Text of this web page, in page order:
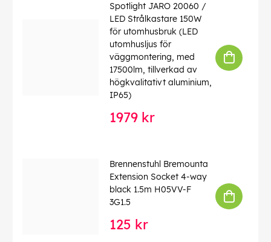
Spotlight JARO 20060 /
LED Strålkastare 150W
för utomhusbruk (LED
utomhusljus för
väggmontering, med
17500lm, tillverkad av
högkvalitativt aluminium,
IP65)
1979 kr
Brennenstuhl Bremounta
Extension Socket 4-way
black 1.5m H05VV-F
3G1.5
125 kr